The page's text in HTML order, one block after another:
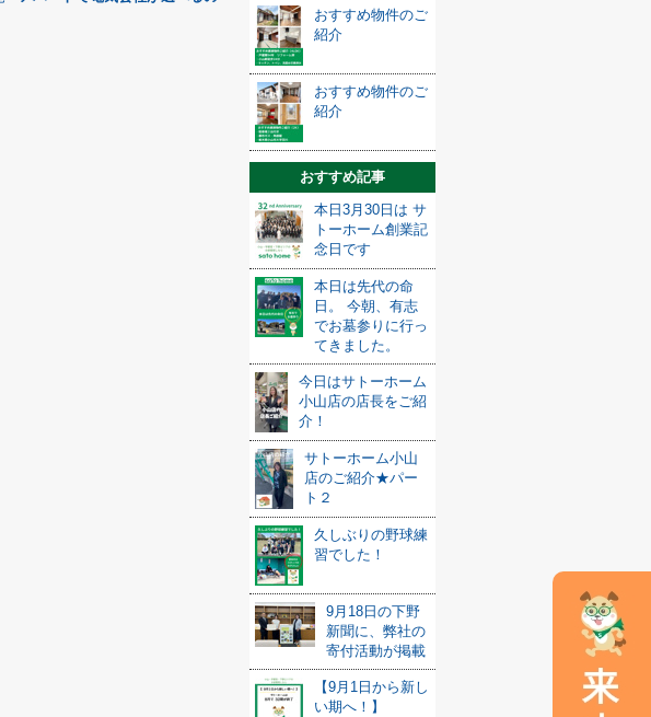
おすすめ物件のご
紹介
おすすめ物件のご
紹介
おすすめ記事
本日3月30日は サ
トーホーム創業記
念日です
本日は先代の命
日。 今朝、有志
でお墓参りに行っ
てきました。
今日はサトーホーム
小山店の店長をご紹
介！
サトーホーム小山
店のご紹介★パー
ト２
久しぶりの野球練
習でした！
9月18日の下野
新聞に、弊社の
寄付活動が掲載
【9月1日から新し
い期へ！】